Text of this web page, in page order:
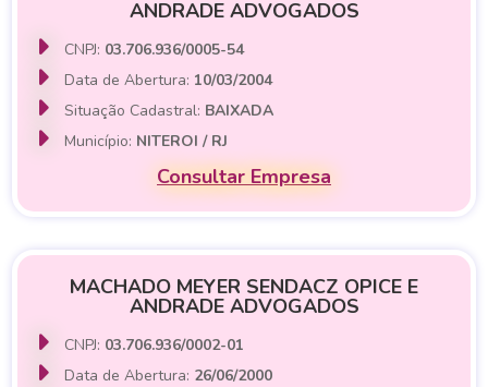
ANDRADE ADVOGADOS
CNPJ: 03.706.936/0005-54
Data de Abertura: 10/03/2004
Situação Cadastral: BAIXADA
Município: NITEROI / RJ
Consultar Empresa
MACHADO MEYER SENDACZ OPICE E
ANDRADE ADVOGADOS
CNPJ: 03.706.936/0002-01
Data de Abertura: 26/06/2000